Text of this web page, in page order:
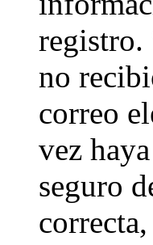
registro.
no
correo
vez
seguro